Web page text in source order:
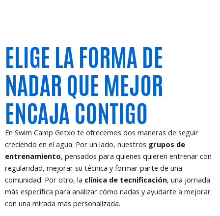
ELIGE LA FORMA DE
NADAR QUE MEJOR
ENCAJA CONTIGO
En Swim Camp Getxo te ofrecemos dos maneras de seguir
creciendo en el agua. Por un lado, nuestros grupos de
entrenamiento, pensados para quienes quieren entrenar con
regularidad, mejorar su técnica y formar parte de una
comunidad. Por otro, la clínica de tecnificación, una jornada
más específica para analizar cómo nadas y ayudarte a mejorar
con una mirada más personalizada.